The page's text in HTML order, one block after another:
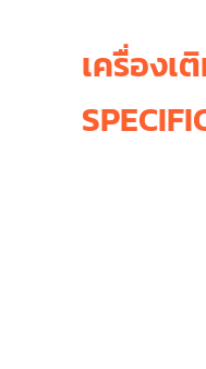
เครื่องเ